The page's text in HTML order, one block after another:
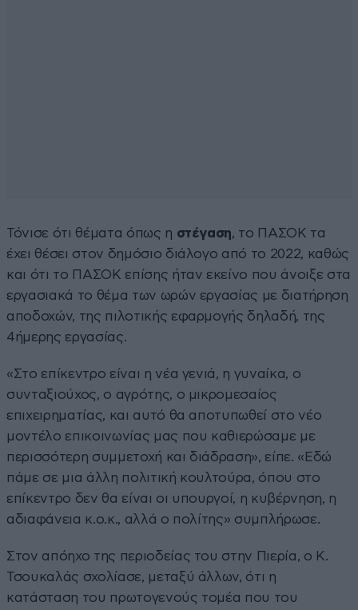
Τόνισε ότι θέματα όπως η στέγαση, το ΠΑΣΟΚ τα
έχει θέσει στον δημόσιο διάλογο από το 2022, καθώς
και ότι το ΠΑΣΟΚ επίσης ήταν εκείνο που άνοιξε στα
εργασιακά το θέμα των ωρών εργασίας με διατήρηση
αποδοχών, της πιλοτικής εφαρμογής δηλαδή, της
4ήμερης εργασίας.
«Στο επίκεντρο είναι η νέα γενιά, η γυναίκα, ο
συνταξιούχος, ο αγρότης, ο μικρομεσαίος
επιχειρηματίας, και αυτό θα αποτυπωθεί στο νέο
μοντέλο επικοινωνίας μας που καθιερώσαμε με
περισσότερη συμμετοχή και διάδραση», είπε. «Εδώ
πάμε σε μια άλλη πολιτική κουλτούρα, όπου στο
επίκεντρο δεν θα είναι οι υπουργοί, η κυβέρνηση, η
αδιαφάνεια κ.ο.κ., αλλά ο πολίτης» συμπλήρωσε.
Στον απόηχο της περιοδείας του στην Πιερία, ο Κ.
Τσουκαλάς σχολίασε, μεταξύ άλλων, ότι η
κατάσταση του πρωτογενούς τομέα που του